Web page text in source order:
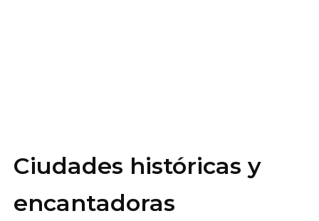
Ciudades históricas y
encantadoras